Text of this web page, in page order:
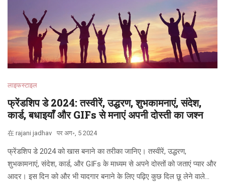
लाइफस्टाइल
फ्रेंडशिप डे 2024: तस्वीरें, उद्धरण, शुभकामनाएं, संदेश,
कार्ड, बधाइयाँ और GIFs से मनाएं अपनी दोस्ती का जश्न
在 rajani jadhav पर अग॰, 5 2024
फ्रेंडशिप डे 2024 को खास बनाने का तरीका जानिए। तस्वीरें, उद्धरण,
शुभकामनाएं, संदेश, कार्ड, और GIFs के माध्यम से अपने दोस्तों को जताएं प्यार और
आदर। इस दिन को और भी यादगार बनाने के लिए पढ़िए कुछ दिल छू लेने वाले